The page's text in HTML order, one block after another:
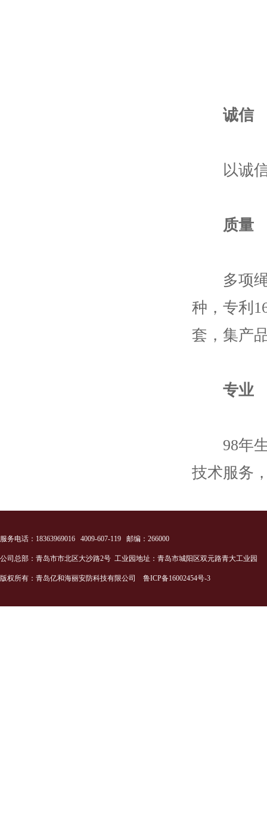
诚信
以诚信
质量
多项绳
种，专利
套，集产
专业
98年生
技术服务
服务电话：18363969016 4009-607-119 邮编：266000
公司总部：青岛市市北区大沙路2号 工业园地址：青岛市城阳区双元路青大工业园
版权所有：青岛亿和海丽安防科技有限公司 鲁ICP备16002454号-3